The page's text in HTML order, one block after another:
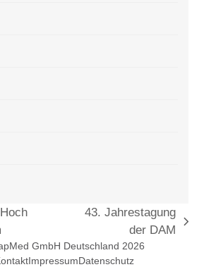
Beitrag:
43. Jahrestagung
der DAM
GmbH Deutschland 2026
ImpressumDatenschutz